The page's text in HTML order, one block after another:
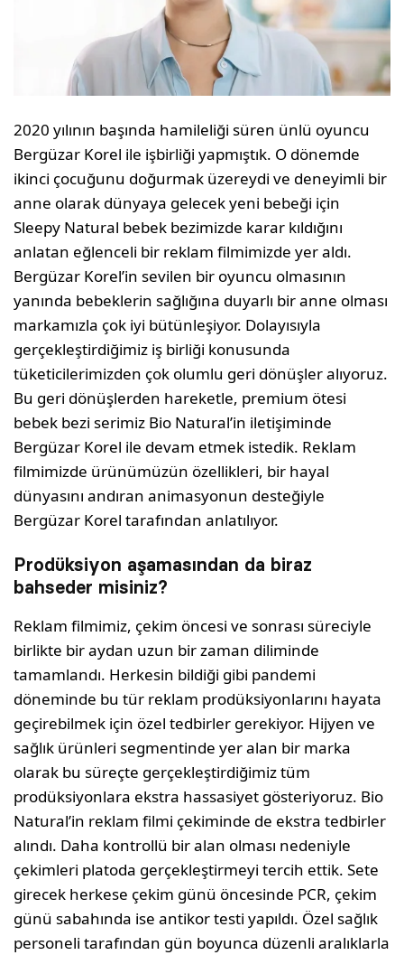
2020 yılının başında hamileliği süren ünlü oyuncu
Bergüzar Korel ile işbirliği yapmıştık. O dönemde
ikinci çocuğunu doğurmak üzereydi ve deneyimli bir
anne olarak dünyaya gelecek yeni bebeği için
Sleepy Natural bebek bezimizde karar kıldığını
anlatan eğlenceli bir reklam filmimizde yer aldı.
Bergüzar Korel’in sevilen bir oyuncu olmasının
yanında bebeklerin sağlığına duyarlı bir anne olması
markamızla çok iyi bütünleşiyor. Dolayısıyla
gerçekleştirdiğimiz iş birliği konusunda
tüketicilerimizden çok olumlu geri dönüşler alıyoruz.
Bu geri dönüşlerden hareketle, premium ötesi
bebek bezi serimiz Bio Natural’in iletişiminde
Bergüzar Korel ile devam etmek istedik. Reklam
filmimizde ürünümüzün özellikleri, bir hayal
dünyasını andıran animasyonun desteğiyle
Bergüzar Korel tarafından anlatılıyor.
Prodüksiyon aşamasından da biraz
bahseder misiniz?
Reklam filmimiz, çekim öncesi ve sonrası süreciyle
birlikte bir aydan uzun bir zaman diliminde
tamamlandı. Herkesin bildiği gibi pandemi
döneminde bu tür reklam prodüksiyonlarını hayata
geçirebilmek için özel tedbirler gerekiyor. Hijyen ve
sağlık ürünleri segmentinde yer alan bir marka
olarak bu süreçte gerçekleştirdiğimiz tüm
prodüksiyonlara ekstra hassasiyet gösteriyoruz. Bio
Natural’in reklam filmi çekiminde de ekstra tedbirler
alındı. Daha kontrollü bir alan olması nedeniyle
çekimleri platoda gerçekleştirmeyi tercih ettik. Sete
girecek herkese çekim günü öncesinde PCR, çekim
günü sabahında ise antikor testi yapıldı. Özel sağlık
personeli tarafından gün boyunca düzenli aralıklarla